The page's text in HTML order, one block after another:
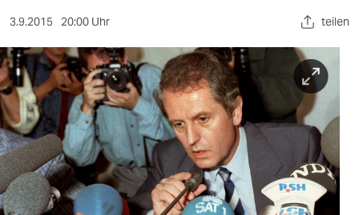
sport
berlin
nord
wahrheit
verlag
verlag
3.9.2015 20:00 Uhr teilen